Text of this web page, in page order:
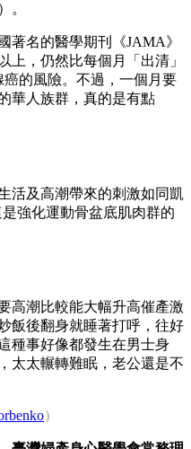
。
著名的醫學期刊《JAMA》
上，仍然比每個月「出清」
的風險。不過，一個月要
華人族群，真的是有點
活及高潮帶來的刺激如同凱
是強化運動骨盆底肌肉群的
高潮比較能大幅升高催產激
飯後翻身就睡著打呼，往好
種事好像都發生在男士身
太太輾轉難眠，老公還是不
）